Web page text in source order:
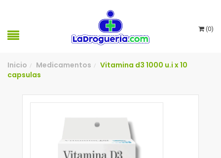
(0)
Inicio / Medicamentos /
Vitamina d3 1000 u.i x 10
capsulas